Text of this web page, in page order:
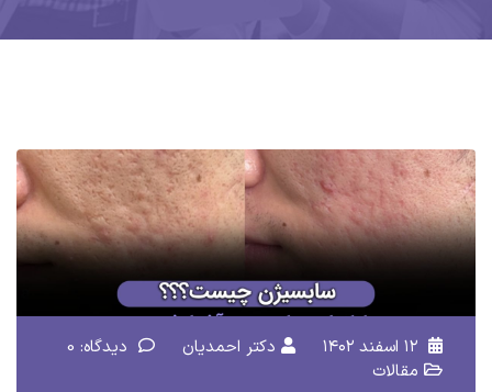
دکتر احمدیان
دیدگاه: 0
مقالات